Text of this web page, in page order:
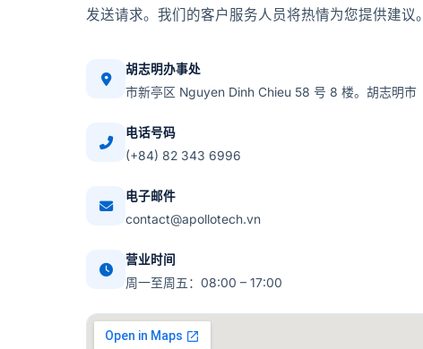
发送请求。我们的客户服务人员将热情为您提供建议。
胡志明办事处
市新亭区 Nguyen Dinh Chieu 58 号 8 楼。胡志明市
电话号码
(+84) 82 343 6996
电子邮件
contact@apollotech.vn
营业时间
周一至周五：08:00 – 17:00